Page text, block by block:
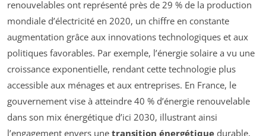
renouvelables ont représenté près de 29 % de la production
mondiale d’électricité en 2020, un chiffre en constante
augmentation grâce aux innovations technologiques et aux
politiques favorables. Par exemple, l’énergie solaire a vu une
croissance exponentielle, rendant cette technologie plus
accessible aux ménages et aux entreprises. En France, le
gouvernement vise à atteindre 40 % d’énergie renouvelable
dans son mix énergétique d’ici 2030, illustrant ainsi
l’engagement envers une transition énergétique durable.